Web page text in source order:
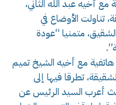
أخيه عبد الله الثاني،
تناولت الأوضاع في
متمنيا “عودة
مع أخيه الشيخ تميم
تطرقا فيها إلى
أعرب السيد الرئيس عن